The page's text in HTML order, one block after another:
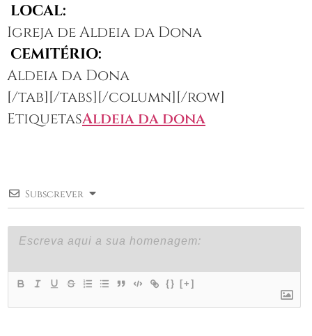
LOCAL:
Igreja de Aldeia da Dona
CEMITÉRIO:
Aldeia da Dona
[/tab][/tabs][/column][/row]
EtiquetasAldeia da dona
Subscrever
{} [+]